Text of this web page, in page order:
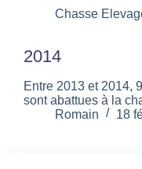
Chasse
2014
Entre 2013 et 2014,
sont abattues à la
Romain
18